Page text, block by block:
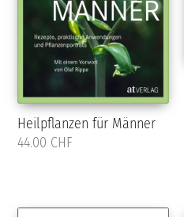
Heilpflanzen für Männer
44.00 CHF